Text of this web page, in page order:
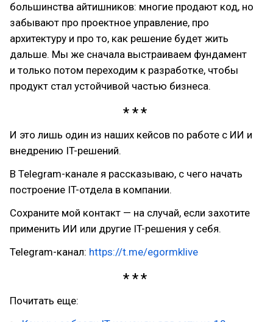
большинства айтишников: многие продают код, но
забывают про проектное управление, про
архитектуру и про то, как решение будет жить
дальше. Мы же сначала выстраиваем фундамент
и только потом переходим к разработке, чтобы
продукт стал устойчивой частью бизнеса.
И это лишь один из наших кейсов по работе с ИИ и
внедрению IT-решений.
В Telegram-канале я рассказываю, с чего начать
построение IT-отдела в компании.
Сохраните мой контакт — на случай, если захотите
применить ИИ или другие IT-решения у себя.
Telegram-канал: https://t.me/egormklive
Почитать еще: